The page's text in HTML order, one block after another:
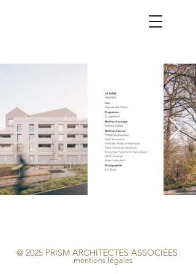
@ 2025 PRISM ARCHITECTES ASSOCIÉES
mentions légales